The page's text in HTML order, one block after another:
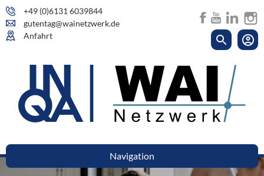
+49 (0)6131 6039844
gutentag@wainetzwerk.de
Anfahrt
Navigation